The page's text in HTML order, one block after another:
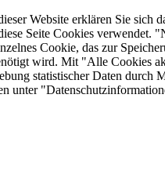
Website erklären Sie sich
Seite Cookies verwendet.
Cookie, das zur
wird. Mit "Alle Cookies
statistischer Daten durch
unter